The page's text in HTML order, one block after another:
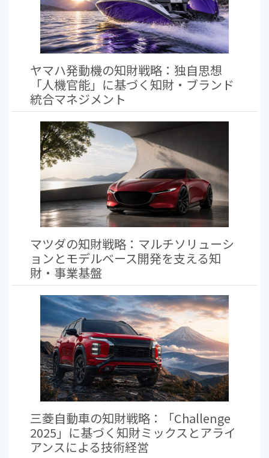
ヤマハ発動機の知財戦略：独自思想
「人機官能」に基づく知財・ブランド
統合マネジメント
マツダの知財戦略：マルチソリューシ
ョンとモデルベース開発を支える知
財・事業基盤
三菱自動車の知財戦略：「Challenge
2025」に基づく知財ミックスとアライ
アンスによる技術経営